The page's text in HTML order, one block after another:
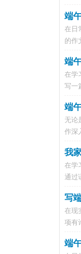
端
在日
的作
端
在学
写一
端
无论
作深
我
在学
通过
写
在现
项有
端